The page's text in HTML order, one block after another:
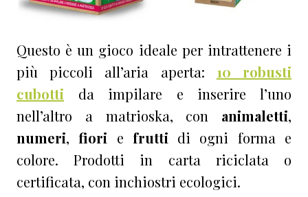
Questo è un gioco ideale per intrattenere i
più piccoli all’aria aperta: 10 robusti
cubotti da impilare e inserire l’uno
nell’altro a matrioska, con animaletti,
numeri,fiori e frutti di ogni forma e
colore. Prodotti in carta riciclata o
certificata, con inchiostri ecologici.